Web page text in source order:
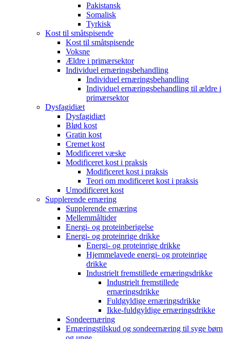
Pakistansk
Somalisk
Tyrkisk
Kost til småtspisende
Kost til småtspisende
Voksne
Ældre i primærsektor
Individuel ernæringsbehandling
Individuel ernæringsbehandling
Individuel ernæringsbehandling til ældre i
primærsektor
Dysfagidiæt
Dysfagidiæt
Blød kost
Gratin kost
Cremet kost
Modificeret væske
Modificeret kost i praksis
Modificeret kost i praksis
Teori om modificeret kost i praksis
Umodificeret kost
Supplerende ernæring
Supplerende ernæring
Mellemmåltider
Energi- og proteinberigelse
Energi- og proteinrige drikke
Energi- og proteinrige drikke
Hjemmelavede energi- og proteinrige
drikke
Industrielt fremstillede ernæringsdrikke
Industrielt fremstillede
ernæringsdrikke
Fuldgyldige ernæringsdrikke
Ikke-fuldgyldige ernæringsdrikke
Sondeernæring
Ernæringstilskud og sondeernæring til syge børn